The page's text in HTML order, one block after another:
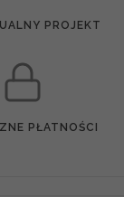
PROJEKT
PŁATNOŚCI